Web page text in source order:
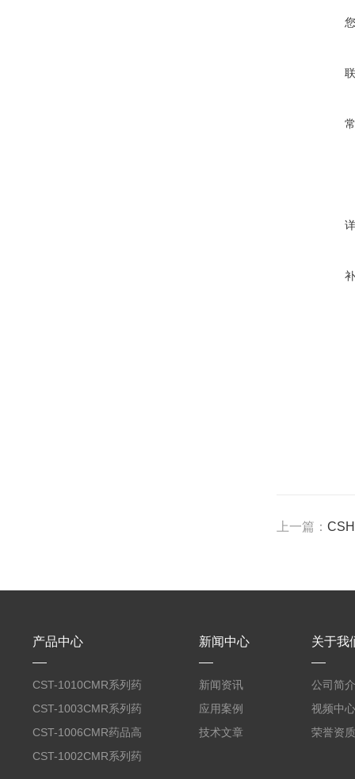
上一篇：
产品中心
CST-1010CMR系列药
品高温试验箱
CST-1003CMR系列药
品高温试验箱
CST-1006CMR药品高
温试验箱
CST-1002CMR系列药
新闻中心
新闻资讯
应用案例
技术文章
关于我
公司简介
视频中心
荣誉资质